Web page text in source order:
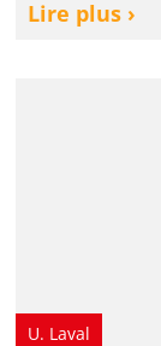
Lire plus ›
U. Laval